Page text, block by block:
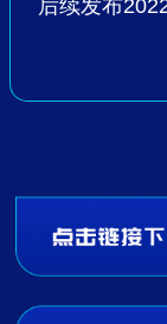
后续发布